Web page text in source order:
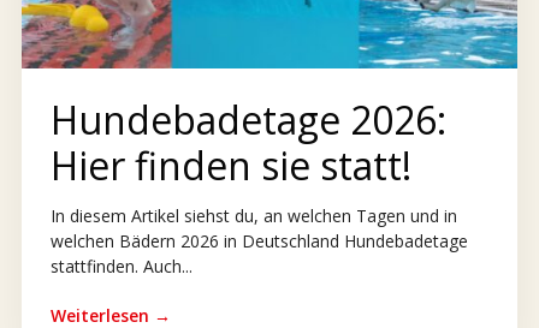
Hundebadetage 2026:
Hier finden sie statt!
In diesem Artikel siehst du, an welchen Tagen und in
welchen Bädern 2026 in Deutschland Hundebadetage
stattfinden. Auch...
Weiterlesen →